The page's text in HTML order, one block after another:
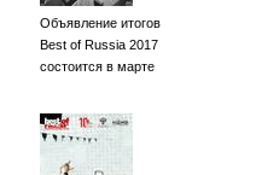
Объявление итогов
Best of Russia 2017
состоится в марте